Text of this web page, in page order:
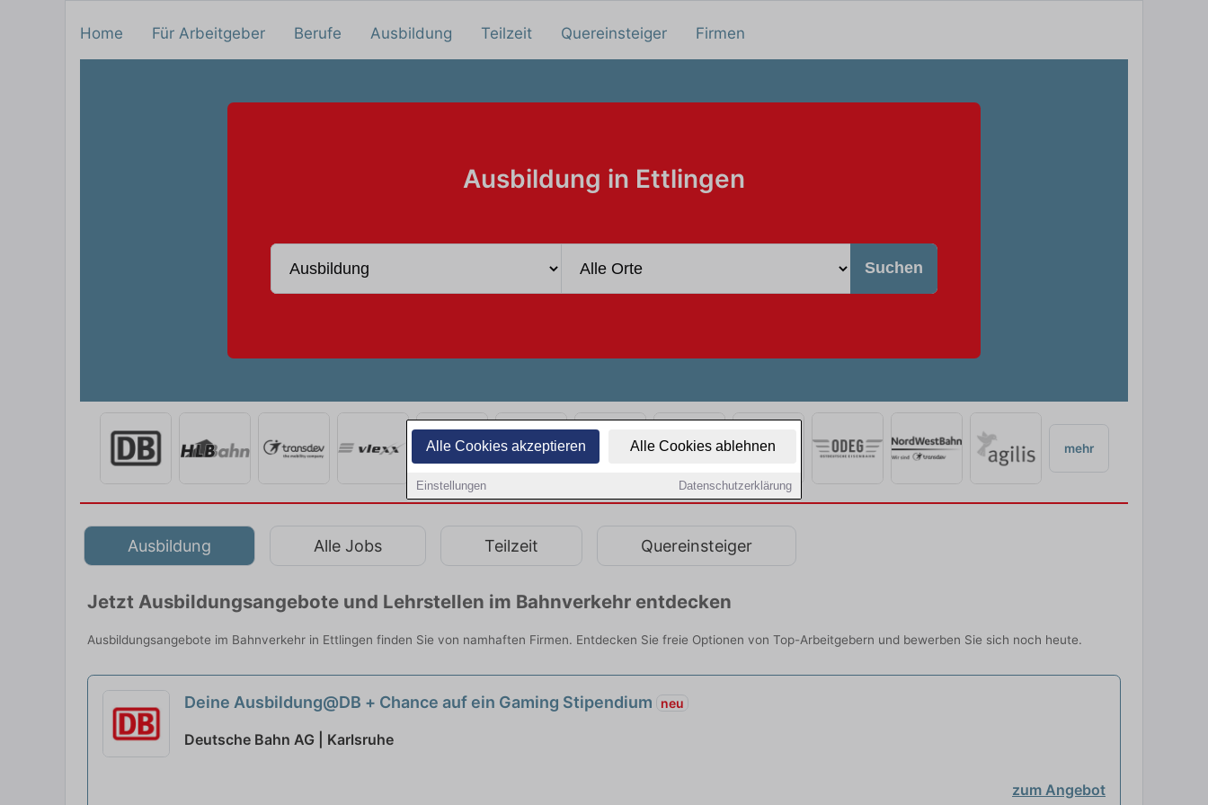
Alle Cookies akzeptieren Alle Cookies ablehnen
Einstellungen Datenschutzerklärung
Home Für Arbeitgeber Berufe Ausbildung Teilzeit Quereinsteiger Firmen
Ausbildung in Ettlingen
Suchen
mehr
Ausbildung Alle Jobs Teilzeit Quereinsteiger
Jetzt Ausbildungsangebote und Lehrstellen im Bahnverkehr entdecken
Ausbildungsangebote im Bahnverkehr in Ettlingen finden Sie von namhaften Firmen. Entdecken Sie freie Optionen von Top-Arbeitgebern und bewerben Sie sich noch heute.
Deine Ausbildung@DB + Chance auf ein Gaming Stipendium neu
Deutsche Bahn AG | Karlsruhe
zum Angebot